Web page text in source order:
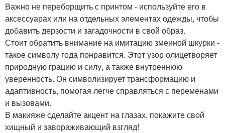
Важно не переборщить с принтом - используйте его в
аксессуарах или на отдельных элементах одежды, чтобы
добавить дерзости и загадочности в свой образ.
Стоит обратить внимание на имитацию змеиной шкурки -
такое символу года понравится. Этот узор олицетворяет
природную грацию и силу, а также внутреннюю
уверенность. Он символизирует трансформацию и
адаптивность, помогая легче справляться с переменами
и вызовами.
В макияже сделайте акцент на глазах, покажите свой
хищный и завораживающий взгляд!